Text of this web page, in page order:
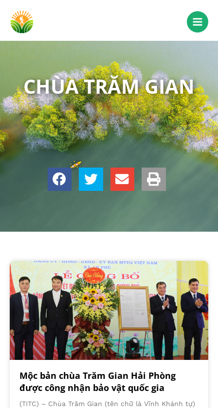
CHÙA TRĂM GIAN
Mộc bản chùa Trăm Gian Hải Phòng
được công nhận bảo vật quốc gia
(TITC) – Chùa Trăm Gian (tên chữ là Vĩnh Khánh tự)